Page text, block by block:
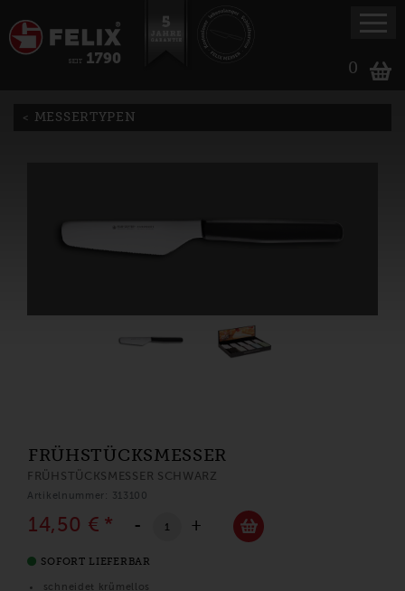
0
MESSERTYPEN
FRÜHSTÜCKSMESSER
FRÜHSTÜCKSMESSER SCHWARZ
Artikelnummer: 313100
14,50 € * - +
SOFORT LIEFERBAR
schneidet krümellos